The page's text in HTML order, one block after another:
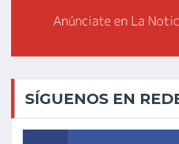
SÍGUENOS EN